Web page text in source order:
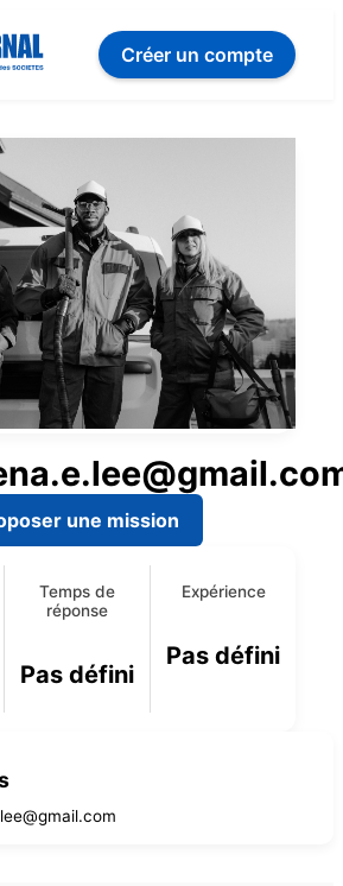
Créer un compte
une mission
Temps de
réponse
Pas défini
Expérience
Pas défini